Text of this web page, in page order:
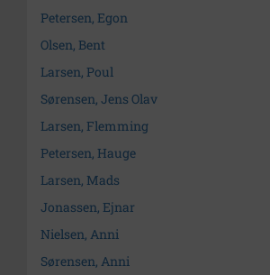
Petersen, Egon
Olsen, Bent
Larsen, Poul
Sørensen, Jens Olav
Larsen, Flemming
Petersen, Hauge
Larsen, Mads
Jonassen, Ejnar
Nielsen, Anni
Sørensen, Anni